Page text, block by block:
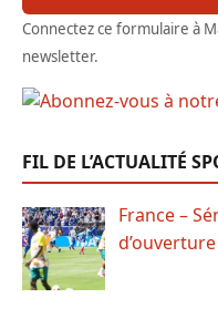
Connectez ce formulaire à
newsletter.
FIL DE L’ACTUALITÉ
France –